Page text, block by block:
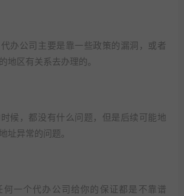
办公司主要是靠一些政策的漏洞，或者
地区有关系去办理的。​
候，都没有什么问题，但是后续可能地
址异常的问题。​
何一个代办公司给你的保证都是不靠谱